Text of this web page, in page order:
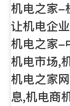
机电之家-
让机电企
机电之家-
机电市场,
机电之家
息,机电商